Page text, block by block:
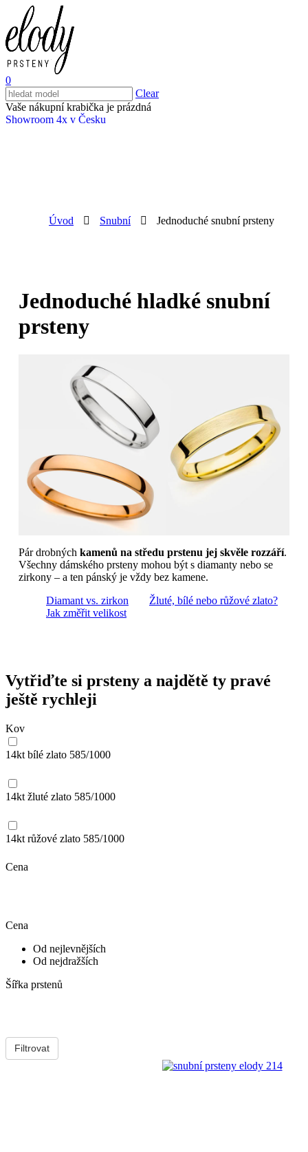
0
Clear
Vaše nákupní krabička je prázdná
Showroom 4x v Česku
Úvod Snubní Jednoduché snubní prsteny
Jednoduché hladké snubní
prsteny
Pár drobných kamenů na středu prstenu jej skvěle rozzáří.
Všechny dámského prsteny mohou být s diamanty nebo se
zirkony – a ten pánský je vždy bez kamene.
Diamant vs. zirkon
Žluté, bílé nebo růžové zlato?
Jak změřit velikost
Vytřiďte si prsteny a najdětě ty pravé
ještě rychleji
Kov
14kt bílé zlato 585/1000
14kt žluté zlato 585/1000
14kt růžové zlato 585/1000
Cena
Cena
Od nejlevnějších
Od nejdražších
Šířka prstenů